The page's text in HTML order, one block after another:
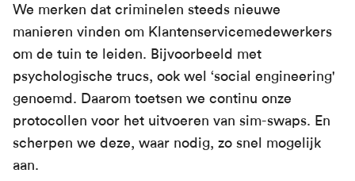
We merken dat criminelen steeds nieuwe
manieren vinden om Klantenservicemedewerkers
om de tuin te leiden. Bijvoorbeeld met
psychologische trucs, ook wel ‘social engineering'
genoemd. Daarom toetsen we continu onze
protocollen voor het uitvoeren van sim-swaps. En
scherpen we deze, waar nodig, zo snel mogelijk
aan.